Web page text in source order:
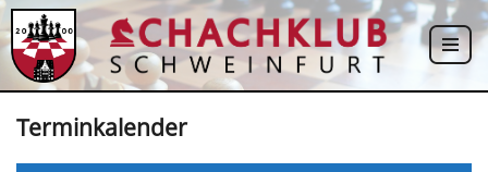
Zum
Inhalt
Terminkalender